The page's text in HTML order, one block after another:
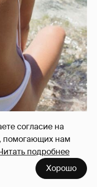
согласие на
помогающих нам
подробнее
Хорошо